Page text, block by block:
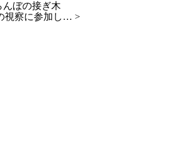
んぼの接ぎ木
視察に参加し… >